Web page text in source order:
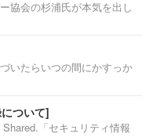
協会の杉浦氏が本気を出し
いたらいつの間にかすっか
ついて]
「セキュリティ情報